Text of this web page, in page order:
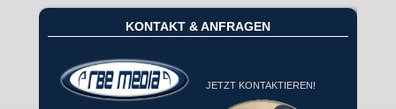
KONTAKT & ANFRAGEN
JETZT KONTAKTIEREN!